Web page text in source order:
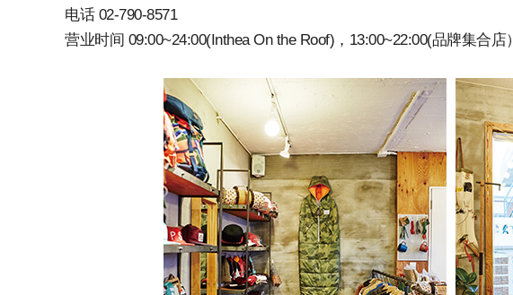
电话 02-790-8571
营业时间 09:00~24:00(Inthea On the Roof)，13:00~22:00(品牌集合店）